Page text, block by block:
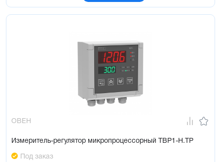
ОВЕН
Измеритель-регулятор микропроцессорный ТВР1-Н.ТР
Под заказ